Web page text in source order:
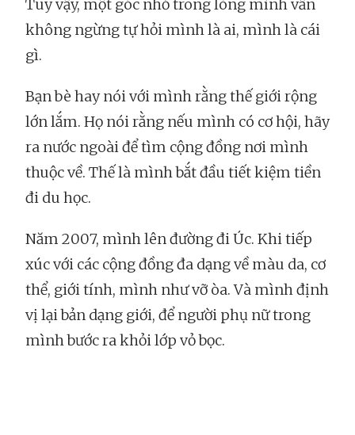
Tuy vậy, một góc nhỏ trong lòng mình vẫn
không ngừng tự hỏi mình là ai, mình là cái
gì.
Bạn bè hay nói với mình rằng thế giới rộng
lớn lắm. Họ nói rằng nếu mình có cơ hội, hãy
ra nước ngoài để tìm cộng đồng nơi mình
thuộc về. Thế là mình bắt đầu tiết kiệm tiền
đi du học.
Năm 2007, mình lên đường đi Úc. Khi tiếp
xúc với các cộng đồng đa dạng về màu da, cơ
thể, giới tính, mình như vỡ òa. Và mình định
vị lại bản dạng giới, để người phụ nữ trong
mình bước ra khỏi lớp vỏ bọc.